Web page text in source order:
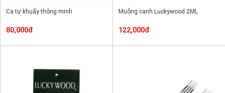
Ca tự khuấy thông minh
80,000đ
Muỗng canh Luckywood 2ML
122,000đ